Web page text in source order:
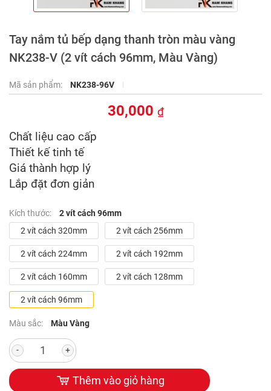
Tay nắm tủ bếp dạng thanh tròn màu vàng
NK238-V (2 vít cách 96mm, Màu Vàng)
Mã sản phẩm: NK238-96V
30,000 ₫
Chất liệu cao cấp
Thiết kế tinh tế
Giá thành hợp lý
Lắp đặt đơn giản
Kích thước:
2 vít cách 96mm
2 vít cách 320mm
2 vít cách 256mm
2 vít cách 224mm 2 vít cách 192mm
2 vít cách 160mm 2 vít cách 128mm
2 vít cách 96mm
Màu sắc: Màu Vàng
- +
Thêm vào giỏ hàng